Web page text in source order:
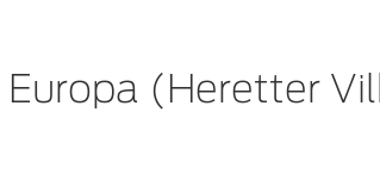
(Heretter